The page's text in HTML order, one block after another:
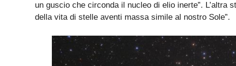
un guscio che circonda il nucleo di elio inerte”. L’altra
della vita di stelle aventi massa simile al nostro Sole”.